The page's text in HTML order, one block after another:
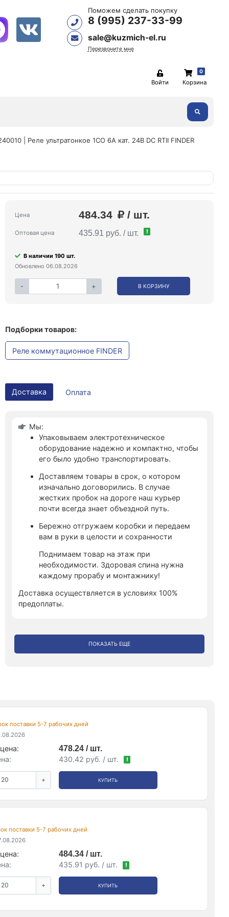
Поможем сделать покупку
8 (995) 237-33-99
sale@kuzmich-el.ru
Перезвоните мне
Войти
0
Корзина
| Реле ультратонкое 1CO 6А кат. 24В DC RTII FINDER
Цена 484.34 / шт.
Оптовая цена 435.91 руб. / шт. !
В наличии 190 шт.
Обновлено 06.08.2026
- + В КОРЗИНУ
Подборки товаров:
Реле коммутационное FINDER
Доставка Оплата
Мы:
Упаковываем электротехническое
оборудование надежно и компактно, чтобы
его было удобно транспортировать.
Доставляем товары в срок, о котором
изначально договорились. В случае
жестких пробок на дороге наш курьер
почти всегда знает объездной путь.
Бережно отгружаем коробки и передаем
вам в руки в целости и сохранности
Поднимаем товар на этаж при
необходимости. Здоровая спина нужна
каждому прорабу и монтажнику!
Доставка осуществляется в условиях 100%
предоплаты.
ПОКАЗАТЬ ЕЩЕ
поставки 5-7 рабочих дней
478.24 / шт.
430.42 руб. / шт. !
+ КУПИТЬ
поставки 5-7 рабочих дней
484.34 / шт.
435.91 руб. / шт. !
+ КУПИТЬ